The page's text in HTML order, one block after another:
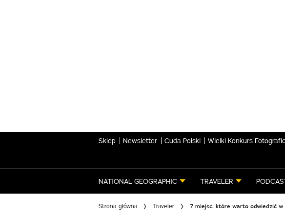
Sklep Newsletter Cuda Polski Wielki Konkurs
NATIONAL GEOGRAPHIC TRAVELER
Strona główna Traveler 7 miejsc, które warto odwiedzić w